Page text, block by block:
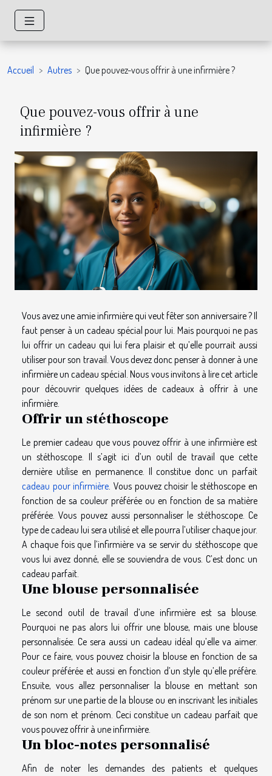
Accueil Autres Que pouvez-vous offrir à une infirmière ?
Que pouvez-vous offrir à une
infirmière ?
Vous avez une amie infirmière qui veut fêter son anniversaire ? Il
faut penser à un cadeau spécial pour lui. Mais pourquoi ne pas
lui offrir un cadeau qui lui fera plaisir et qu’elle pourrait aussi
utiliser pour son travail. Vous devez donc penser à donner à une
infirmière un cadeau spécial. Nous vous invitons à lire cet article
pour découvrir quelques idées de cadeaux à offrir à une
infirmière.
Offrir un stéthoscope
Le premier cadeau que vous pouvez offrir à une infirmière est
un stéthoscope. Il s’agit ici d’un outil de travail que cette
dernière utilise en permanence. Il constitue donc un parfait
cadeau pour infirmière. Vous pouvez choisir le stéthoscope en
fonction de sa couleur préférée ou en fonction de sa matière
préférée. Vous pouvez aussi personnaliser le stéthoscope. Ce
type de cadeau lui sera utilisé et elle pourra l’utiliser chaque jour.
A chaque fois que l’infirmière va se servir du stéthoscope que
vous lui avez donné, elle se souviendra de vous. C’est donc un
cadeau parfait.
Une blouse personnalisée
Le second outil de travail d’une infirmière est sa blouse.
Pourquoi ne pas alors lui offrir une blouse, mais une blouse
personnalisée. Ce sera aussi un cadeau idéal qu’elle va aimer.
Pour ce faire, vous pouvez choisir la blouse en fonction de sa
couleur préférée et aussi en fonction d’un style qu’elle préfère.
Ensuite, vous allez personnaliser la blouse en mettant son
prénom sur une partie de la blouse ou en inscrivant les initiales
de son nom et prénom. Ceci constitue un cadeau parfait que
vous pouvez offrir à une infirmière.
Un bloc-notes personnalisé
Afin de noter les demandes des patients et quelques